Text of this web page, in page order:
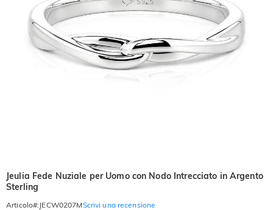
Jeulia Fede Nuziale per Uomo con Nodo Intrecciato in Argento
Sterling
Articolo#: JECW0207MScrivi una recensione